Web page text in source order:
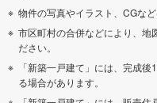
物件の写真やイラスト、CGな
市区町村の合併などにより、地
ださい。
「新築一戸建て」には、完成
る場合があります。